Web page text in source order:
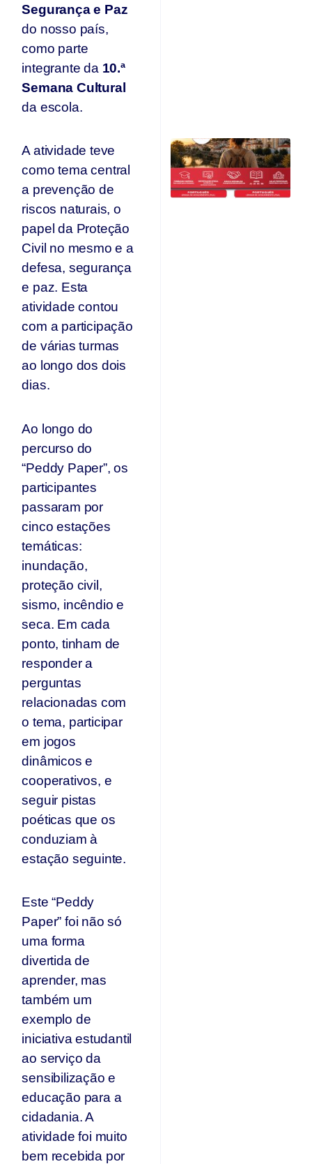
Segurança e Paz
do nosso país,
como parte
integrante da 10.ª
Semana Cultural
da escola.
A atividade teve
como tema central
a prevenção de
riscos naturais, o
papel da Proteção
Civil no mesmo e a
defesa, segurança
e paz. Esta
atividade contou
com a participação
de várias turmas
ao longo dos dois
dias.
Ao longo do
percurso do
“Peddy Paper”, os
participantes
passaram por
cinco estações
temáticas:
inundação,
proteção civil,
sismo, incêndio e
seca. Em cada
ponto, tinham de
responder a
perguntas
relacionadas com
o tema, participar
em jogos
dinâmicos e
cooperativos, e
seguir pistas
poéticas que os
conduziam à
estação seguinte.
Este “Peddy
Paper” foi não só
uma forma
divertida de
aprender, mas
também um
exemplo de
iniciativa estudantil
ao serviço da
sensibilização e
educação para a
cidadania. A
atividade foi muito
bem recebida por